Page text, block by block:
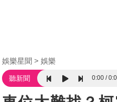
娛樂星聞 娛樂
聽新聞 0:00